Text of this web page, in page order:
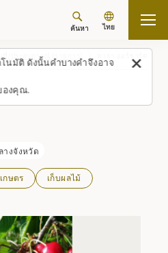
นมัติ ดังนั้นคำบางคำจึงอาจ
องคุณ.
ค้นหา ไทย
ที่/ประสบการณ์ (รายการ)
งจังหวัด
กษตร เก็บผลไม้